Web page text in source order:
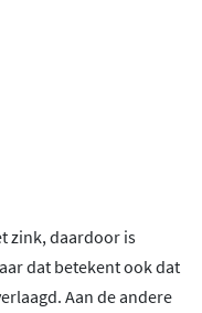
zink, daardoor is
dat betekent ook dat
Aan de andere